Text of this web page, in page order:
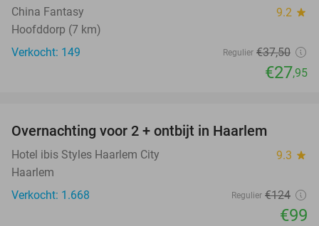
China Fantasy 9.2 star
Hoofddorp (7 km)
Verkocht: 149
Regulier €37,50
€27,95
Overnachting voor 2 + ontbijt in Haarlem
Hotel ibis Styles Haarlem City 9.3 star
Haarlem
Verkocht: 1.668
Regulier €124
€99